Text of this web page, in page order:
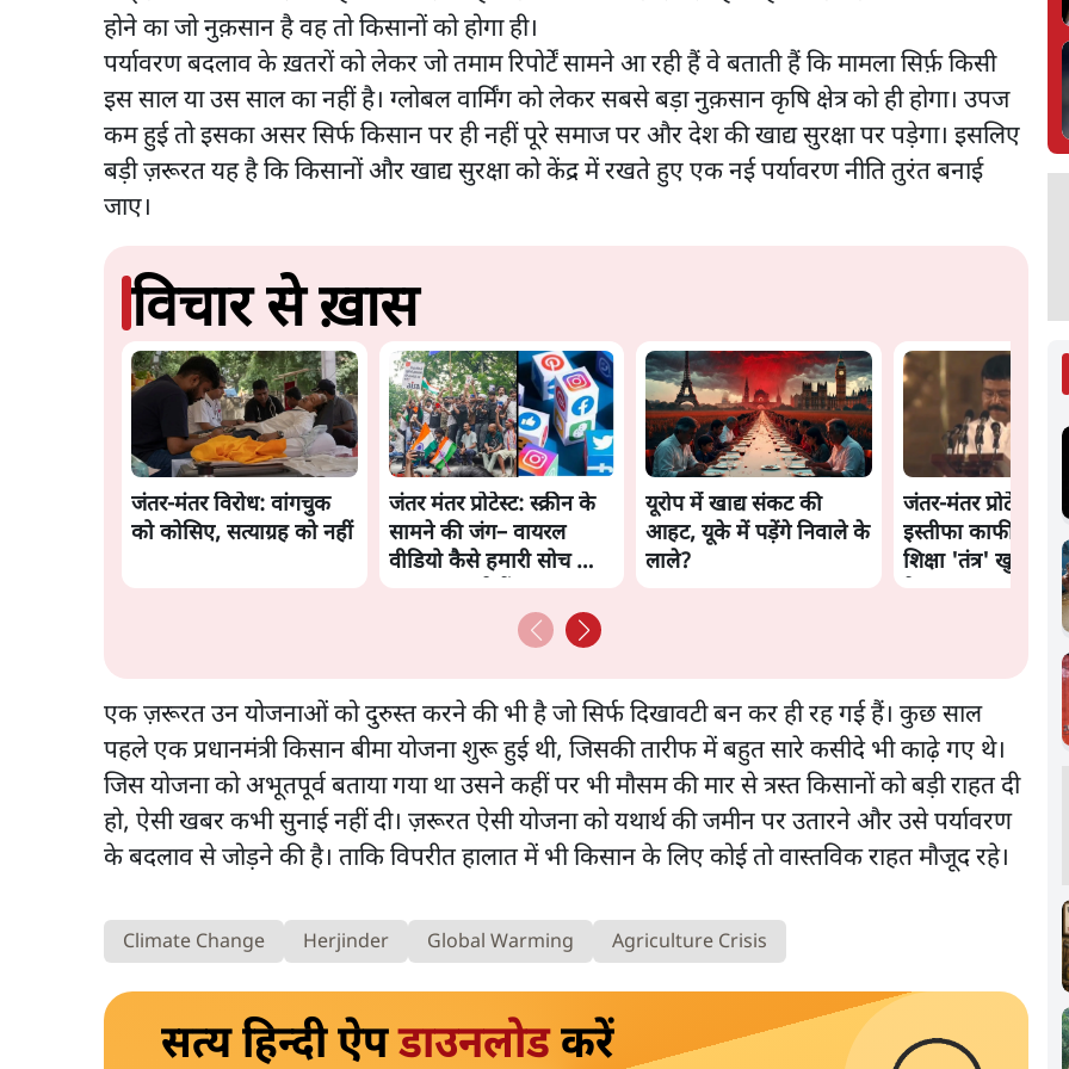
होने का जो नुक़सान है वह तो किसानों को होगा ही।
पर्यावरण बदलाव के ख़तरों को लेकर जो तमाम रिपोर्टें सामने आ रही हैं वे बताती हैं कि मामला सिर्फ़ किसी
इस साल या उस साल का नहीं है। ग्लोबल वार्मिंग को लेकर सबसे बड़ा नुक़सान कृषि क्षेत्र को ही होगा। उपज
कम हुई तो इसका असर सिर्फ किसान पर ही नहीं पूरे समाज पर और देश की खाद्य सुरक्षा पर पड़ेगा। इसलिए
बड़ी ज़रूरत यह है कि किसानों और खाद्य सुरक्षा को केंद्र में रखते हुए एक नई पर्यावरण नीति तुरंत बनाई
जाए।
विचार से ख़ास
जंतर-मंतर विरोध: वांगचुक
को कोसिए, सत्याग्रह को नहीं
जंतर मंतर प्रोटेस्ट: स्क्रीन के
सामने की जंग– वायरल
वीडियो कैसे हमारी सोच को
यूरोप में खाद्य संकट की
आहट, यूके में पड़ेंगे निवाले के
लाले?
जंतर-मंतर प्रोटेस्ट:
इस्तीफा काफी नहीं,
शिक्षा 'तंत्र' खुद एक
एक ज़रूरत उन योजनाओं को दुरुस्त करने की भी है जो सिर्फ दिखावटी बन कर ही रह गई हैं। कुछ साल
पहले एक प्रधानमंत्री किसान बीमा योजना शुरू हुई थी, जिसकी तारीफ में बहुत सारे कसीदे भी काढ़े गए थे।
जिस योजना को अभूतपूर्व बताया गया था उसने कहीं पर भी मौसम की मार से त्रस्त किसानों को बड़ी राहत दी
हो, ऐसी खबर कभी सुनाई नहीं दी। ज़रूरत ऐसी योजना को यथार्थ की जमीन पर उतारने और उसे पर्यावरण
के बदलाव से जोड़ने की है। ताकि विपरीत हालात में भी किसान के लिए कोई तो वास्तविक राहत मौजूद रहे।
Climate Change Herjinder Global Warming Agriculture Crisis
सत्य हिन्दी ऐपडाउनलोडकरें